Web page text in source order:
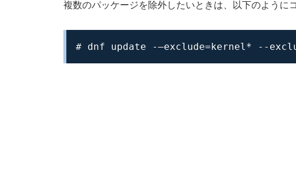
複数のパッケージを除外したいときは、以下のように
# dnf update -–exclude=kernel* --